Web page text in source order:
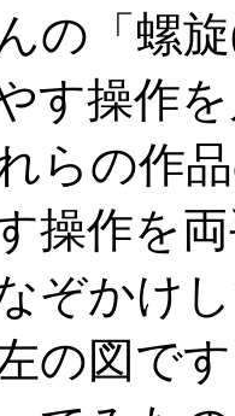
の「螺
す操作
らの作
操作を
ぞかけ
の図で